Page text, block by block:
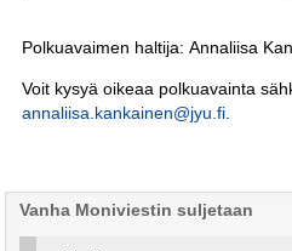
Polkuavaimen haltija: Annaliisa
Voit kysyä oikeaa polkuavainta
annaliisa.kankainen@jyu.fi.
Vanha Moniviestin suljetaan